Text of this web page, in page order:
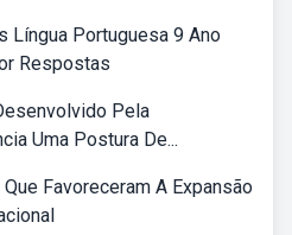
Língua Portuguesa 9 Ano
Respostas
Pela
Uma Postura De...
Favoreceram A Expansão